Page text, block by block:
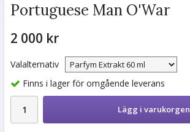
Portuguese Man O'War
2 000 kr
Valalternativ
Finns i lager för omgående leverans
Lägg i varukorgen